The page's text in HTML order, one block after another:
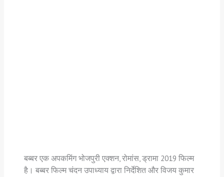
बब्बर एक अपकमिंग भोजपुरी एक्शन, रोमांस, ड्रामा 2019 फिल्म
है। बब्बर फिल्म चंदन उपाध्याय द्वारा निर्देशित और विजय कुमार